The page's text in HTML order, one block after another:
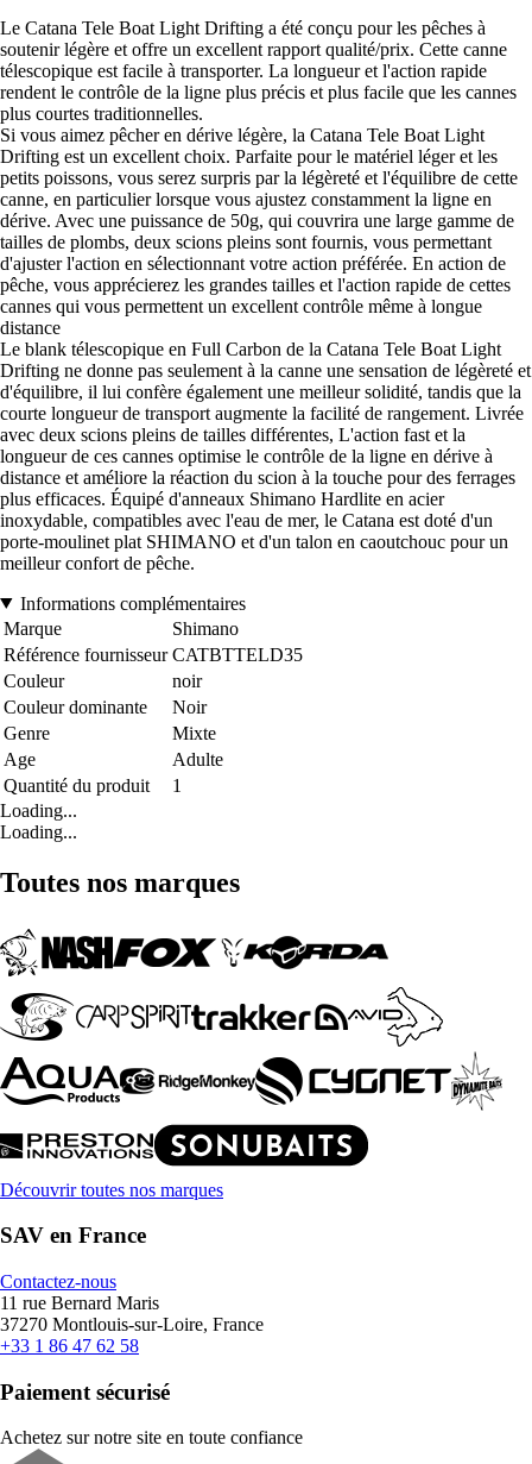
Le Catana Tele Boat Light Drifting a été conçu pour les pêches à
soutenir légère et offre un excellent rapport qualité/prix. Cette canne
télescopique est facile à transporter. La longueur et l'action rapide
rendent le contrôle de la ligne plus précis et plus facile que les cannes
plus courtes traditionnelles.
Si vous aimez pêcher en dérive légère, la Catana Tele Boat Light
Drifting est un excellent choix. Parfaite pour le matériel léger et les
petits poissons, vous serez surpris par la légèreté et l'équilibre de cette
canne, en particulier lorsque vous ajustez constamment la ligne en
dérive. Avec une puissance de 50g, qui couvrira une large gamme de
tailles de plombs, deux scions pleins sont fournis, vous permettant
d'ajuster l'action en sélectionnant votre action préférée. En action de
pêche, vous apprécierez les grandes tailles et l'action rapide de cettes
cannes qui vous permettent un excellent contrôle même à longue
distance
Le blank télescopique en Full Carbon de la Catana Tele Boat Light
Drifting ne donne pas seulement à la canne une sensation de légèreté et
d'équilibre, il lui confère également une meilleur solidité, tandis que la
courte longueur de transport augmente la facilité de rangement. Livrée
avec deux scions pleins de tailles différentes, L'action fast et la
longueur de ces cannes optimise le contrôle de la ligne en dérive à
distance et améliore la réaction du scion à la touche pour des ferrages
plus efficaces. Équipé d'anneaux Shimano Hardlite en acier
inoxydable, compatibles avec l'eau de mer, le Catana est doté d'un
porte-moulinet plat SHIMANO et d'un talon en caoutchouc pour un
meilleur confort de pêche.
Informations complémentaires
Marque
Shimano
Référence fournisseur CATBTTELD35
Couleur
noir
Couleur dominante
Noir
Genre
Mixte
Age
Adulte
Quantité du produit
1
Loading...
Loading...
Toutes nos marques
Découvrir toutes nos marques
SAV en France
Contactez-nous
11 rue Bernard Maris
37270 Montlouis-sur-Loire, France
+33 1 86 47 62 58
Paiement sécurisé
Achetez sur notre site en toute confiance